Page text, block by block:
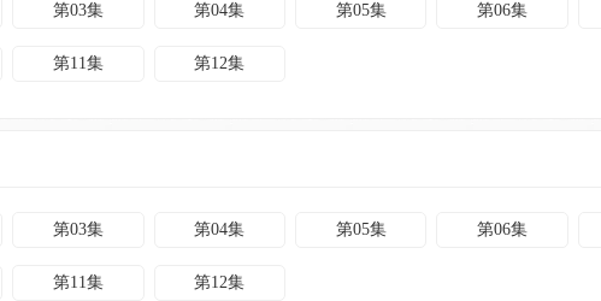
第03集 第04集 第05集 第06集
第11集 第12集
第03集 第04集 第05集 第06集
第11集 第12集